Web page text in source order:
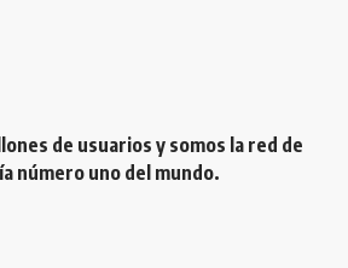
de usuarios y somos la red de
número uno del mundo.